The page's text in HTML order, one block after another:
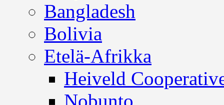
Bangladesh
Bolivia
Etelä-Afrikka
Heiveld